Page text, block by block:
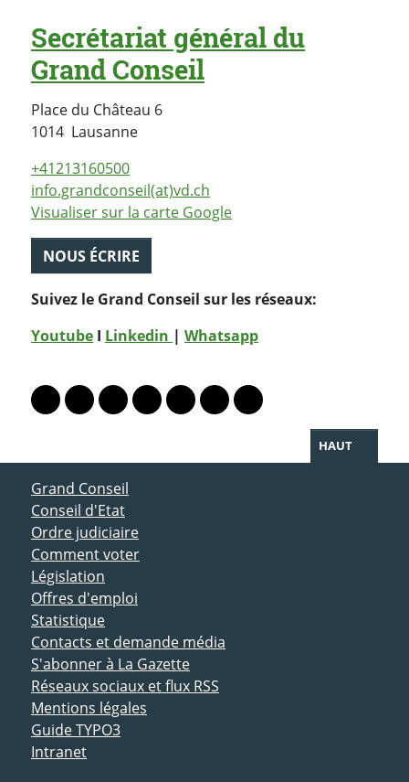
Secrétariat général du
Grand Conseil
Place du Château 6
1014 LausanneSuisse
+41213160500
info.grandconseil(at)vd.ch
Visualiser sur la carte Google
NOUS ÉCRIRE
Suivez le Grand Conseil sur les réseaux:
Youtube I Linkedin | Whatsapp
Lien vers le profil Mastodon
Lien vers le profil Bluesky
Lien vers le profil Instagram
Lien vers le profil Linkedin
Lien vers le profil Facebook
Lien vers le profil Twitter
Partager par WhatsApp
HAUT
ACCÈS DIRECT
Grand Conseil
Conseil d'Etat
Ordre judiciaire
Comment voter
Législation
Offres d'emploi
Statistique
Contacts et demande média
S'abonner à La Gazette
Réseaux sociaux et flux RSS
Mentions légales
Guide TYPO3
Intranet